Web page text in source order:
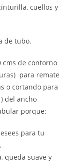
cuellos y
de tubo.
de contorno
para remate
o cortando para
del ancho
porque:
para tu
queda suave y